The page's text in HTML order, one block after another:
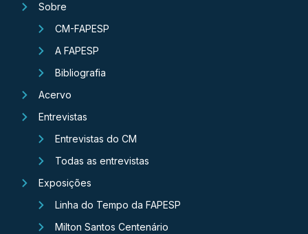
Sobre
CM-FAPESP
A FAPESP
Bibliografia
Acervo
Entrevistas
Entrevistas do CM
Todas as entrevistas
Exposições
Linha do Tempo da FAPESP
Milton Santos Centenário